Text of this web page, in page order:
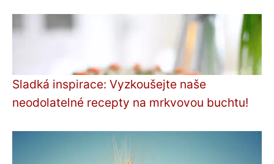
Sladká inspirace: Vyzkoušejte naše
neodolatelné recepty na mrkvovou buchtu!